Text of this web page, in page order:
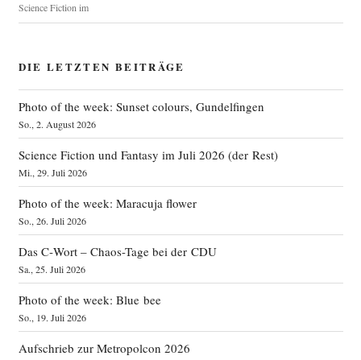
Science Fiction im
DIE LETZTEN BEITRÄGE
Photo of the week: Sunset colours, Gundelfingen
So., 2. August 2026
Science Fiction und Fantasy im Juli 2026 (der Rest)
Mi., 29. Juli 2026
Photo of the week: Maracuja flower
So., 26. Juli 2026
Das C‑Wort – Chaos-Tage bei der CDU
Sa., 25. Juli 2026
Photo of the week: Blue bee
So., 19. Juli 2026
Aufschrieb zur Metropolcon 2026